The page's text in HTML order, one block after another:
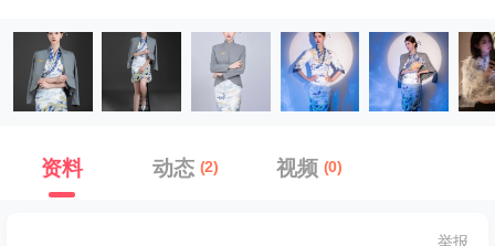
资料 动态 (2) 视频 (0)
举报